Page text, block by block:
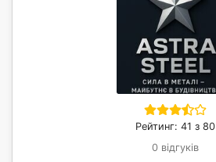
Рейтинг: 41 з 80
0 відгуків